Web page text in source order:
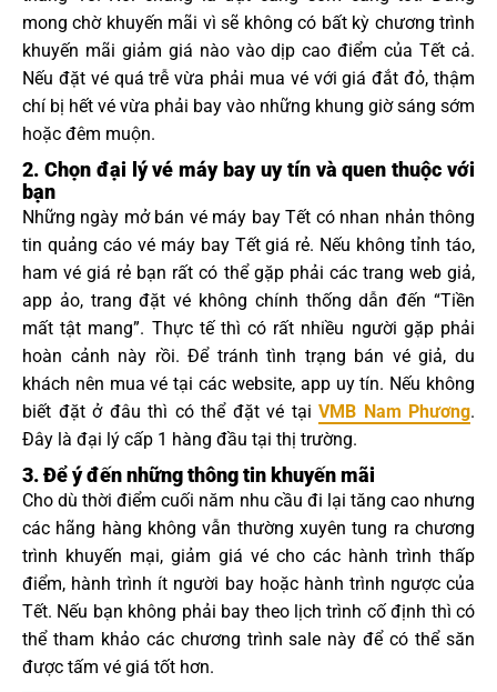
mong chờ khuyến mãi vì sẽ không có bất kỳ chương trình
khuyến mãi giảm giá nào vào dịp cao điểm của Tết cả.
Nếu đặt vé quá trễ vừa phải mua vé với giá đắt đỏ, thậm
chí bị hết vé vừa phải bay vào những khung giờ sáng sớm
hoặc đêm muộn.
2. Chọn đại lý vé máy bay uy tín và quen thuộc với
bạn
Những ngày mở bán vé máy bay Tết có nhan nhản thông
tin quảng cáo vé máy bay Tết giá rẻ. Nếu không tỉnh táo,
ham vé giá rẻ bạn rất có thể gặp phải các trang web giả,
app ảo, trang đặt vé không chính thống dẫn đến “Tiền
mất tật mang”. Thực tế thì có rất nhiều người gặp phải
hoàn cảnh này rồi. Để tránh tình trạng bán vé giả, du
khách nên mua vé tại các website, app uy tín. Nếu không
biết đặt ở đâu thì có thể đặt vé tại VMB Nam Phương.
Đây là đại lý cấp 1 hàng đầu tại thị trường.
3. Để ý đến những thông tin khuyến mãi
Cho dù thời điểm cuối năm nhu cầu đi lại tăng cao nhưng
các hãng hàng không vẫn thường xuyên tung ra chương
trình khuyến mại, giảm giá vé cho các hành trình thấp
điểm, hành trình ít người bay hoặc hành trình ngược của
Tết. Nếu bạn không phải bay theo lịch trình cố định thì có
thể tham khảo các chương trình sale này để có thể săn
được tấm vé giá tốt hơn.